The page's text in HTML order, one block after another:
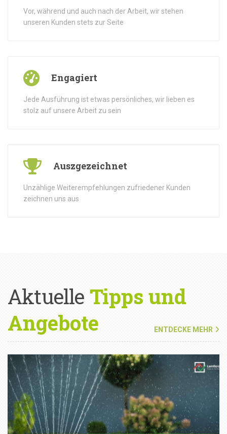
Vor, während und auch nach der Arbeit, wir stehen
unseren Kunden stets zur Seite
Engagiert
Jede Ausführung ist etwas persönliches, wir lieben es
stolz auf unsere Arbeit zu sein
Auszgezeichnet
Unzählige Weiterempfehlungen zufriedener Kunden
zeichnen uns aus
Aktuelle Tipps und
Angebote
ENTDECKE MEHR